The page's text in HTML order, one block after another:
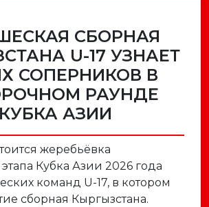
СБОРНАЯ
U-17 УЗНАЕТ
СОПЕРНИКОВ В
РАУНДЕ
КУБКА АЗИИ
жеребьёвка
Кубка Азии 2026 года
команд U-17, в котором
сборная Кыргызстана.